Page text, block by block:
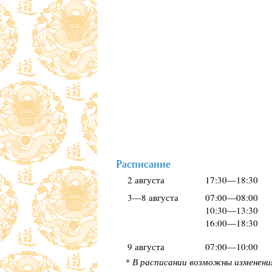
Расписание
2 августа
17:30—18:30
3—8 августа
07:00—08:00
10:30—13:30
16:00—18:30
9 августа
07:00—10:00
* В расписании возможны